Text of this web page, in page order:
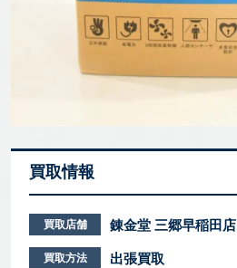
買取情報
買取店舗 錬金堂 三郷早稲田店
買取方法 出張買取